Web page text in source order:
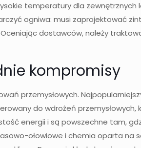
temperatury dla
ogniwa: musi zaprojektować
dostawców, należy
kompromisy
przemysłowych.
do wdrożeń
energii i są powszechne tam,
ołowiowe i chemia oparta